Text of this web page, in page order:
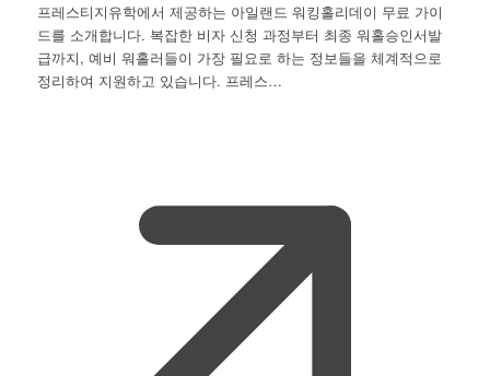
프레스티지유학에서 제공하는 아일랜드 워킹홀리데이 무료 가이
드를 소개합니다. 복잡한 비자 신청 과정부터 최종 워홀승인서발
급까지, 예비 워홀러들이 가장 필요로 하는 정보들을 체계적으로
정리하여 지원하고 있습니다. 프레스…